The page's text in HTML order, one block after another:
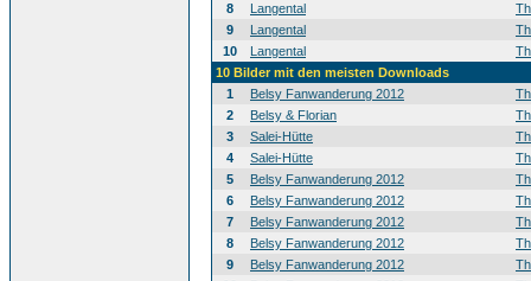
8
Langental
9
Langental
10
Langental
10 Bilder mit den meisten Downloads
1
Belsy Fanwanderung 2012
2
Belsy & Florian
3
Salei-Hütte
4
Salei-Hütte
5
Belsy Fanwanderung 2012
6
Belsy Fanwanderung 2012
7
Belsy Fanwanderung 2012
8
Belsy Fanwanderung 2012
9
Belsy Fanwanderung 2012